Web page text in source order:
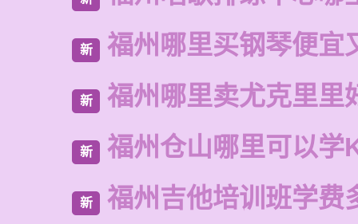
新 福州哪里买钢琴便宜
新 福州哪里卖尤克里里
新 福州仓山哪里可以学
新 福州吉他培训班学费